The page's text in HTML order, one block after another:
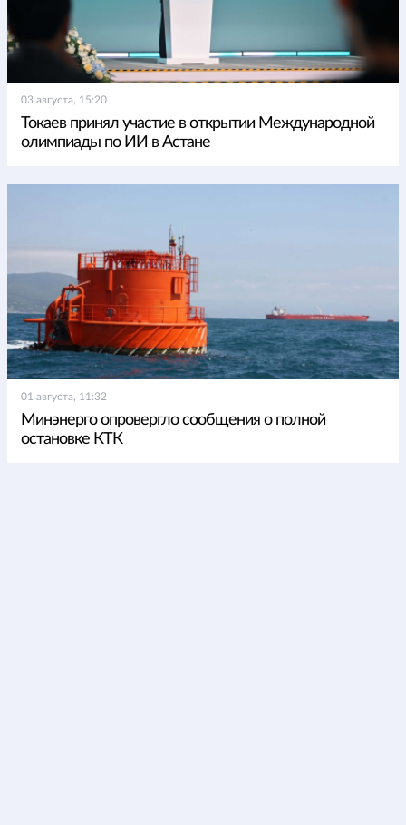
03 августа, 15:20
Токаев принял участие в открытии Международной
олимпиады по ИИ в Астане
01 августа, 11:32
Минэнерго опровергло сообщения о полной
остановке КТК